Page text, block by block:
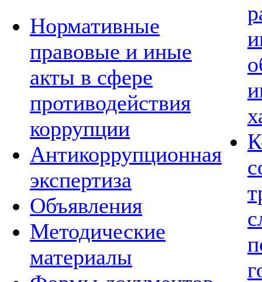
Нормативные
правовые и иные
акты в сфере
противодействия
коррупции
Антикоррупционная
экспертиза
Объявления
Методические
материалы